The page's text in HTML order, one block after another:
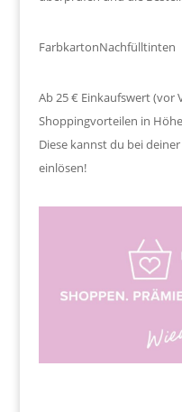
FarbkartonNachfülltinten
Ab 25 € Einkaufswert
Shoppingvorteilen in
Diese kannst du bei
einlösen!